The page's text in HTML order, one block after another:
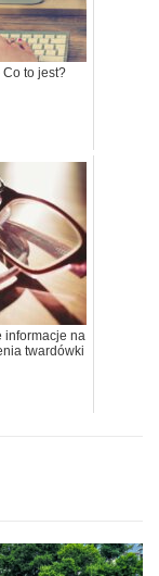
Co to jest?
informacje na
twardówki